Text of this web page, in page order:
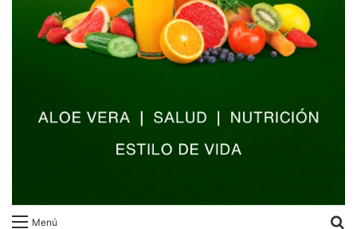
Menú